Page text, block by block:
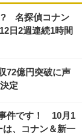
名探偵コナン
日2週連続1時間
72億円突破に声
定
件です！ 10月1
、コナン＆新一